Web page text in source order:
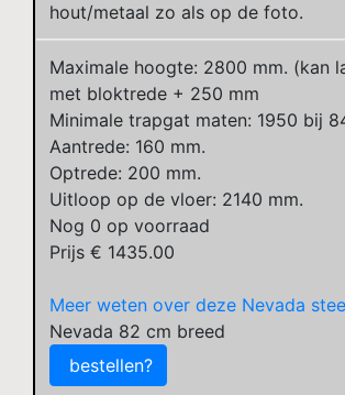
hout/metaal zo als op de foto.
Maximale hoogte: 2800 mm. (kan
met bloktrede + 250 mm
Minimale trapgat maten: 1950 bij
Aantrede: 160 mm.
Optrede: 200 mm.
Uitloop op de vloer: 2140 mm.
Nog 0 op voorraad
Prijs € 1435.00
Meer weten over deze Nevada
Nevada 82 cm breed